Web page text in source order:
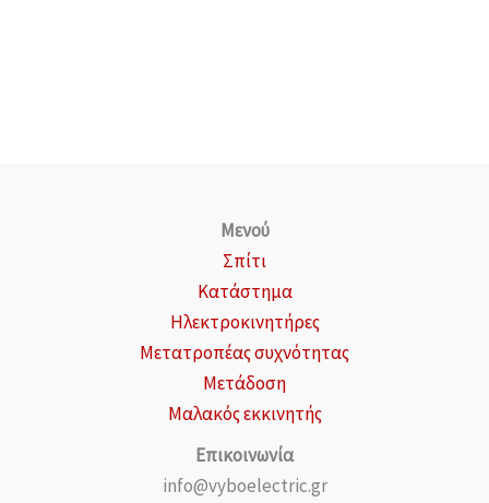
Μενού
Σπίτι
Κατάστημα
Ηλεκτροκινητήρες
Μετατροπέας συχνότητας
Μετάδοση
Μαλακός εκκινητής
Επικοινωνία
info@vyboelectric.gr